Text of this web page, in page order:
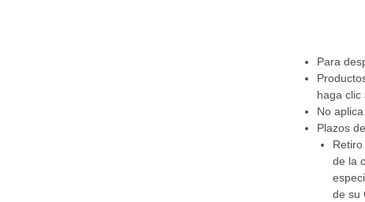
Para
haga clic
No
Plazos
de la
de su